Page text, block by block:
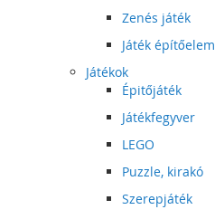
Zenés játék
Játék építőelem
Játékok
Épitőjáték
Játékfegyver
LEGO
Puzzle, kirakó
Szerepjáték